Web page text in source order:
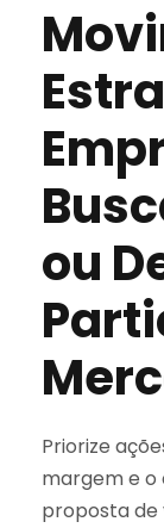
ou
Priorize
margem e
proposta de